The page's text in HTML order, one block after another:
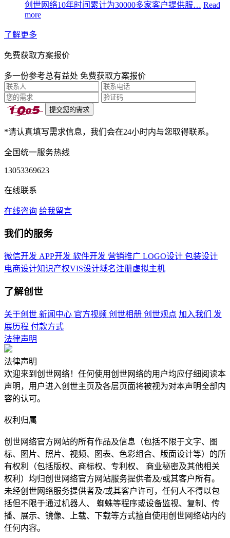
创世网络10年时间累计为30000多家客户提供服… Read
more
了解更多
免费获取方案报价
多一份参考总有益处 免费获取方案报价
*请认真填写需求信息，我们会在24小时内与您取得联系。
全国统一服务热线
13053369623
在线联系
在线咨询 给我留言
我们的服务
微信开发 APP开发 软件开发 营销推广 LOGO设计 包装设计
电商设计知识产权VIS设计域名注册虚拟主机
了解创世
关于创世 新闻中心 官方视频 创世相册 创世观点 加入我们 发
展历程 付款方式
法律声明
法律声明
欢迎来到创世网络！任何使用创世网络的用户均应仔细阅读本
声明，用户进入创世主页及各层页面将被视为对本声明全部内
容的认可。
权利归属
创世网络官方网站的所有作品及信息（包括不限于文字、图
标、图片、照片、视频、图表、色彩组合、版面设计等）的所
有权利（包括版权、商标权、专利权、 商业秘密及其他相关
权利）均归创世网络官方网站服务提供者及/或其客户所有。
未经创世网络服务提供者及/或其客户许可，任何人不得以包
括但不限于通过机器人、 蜘蛛等程序或设备监视、复制、传
播、展示、镜像、上载、下载等方式擅自使用创世网络站内的
任何内容。